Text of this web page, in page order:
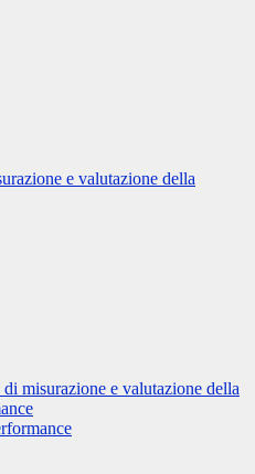
e valutazione della
di misurazione e valutazione della